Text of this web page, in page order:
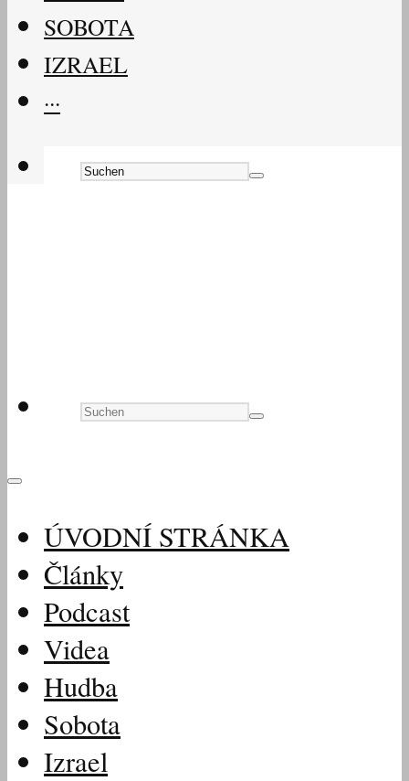
SOBOTA
IZRAEL
···
ÚVODNÍ STRÁNKA
Články
Podcast
Videa
Hudba
Sobota
Izrael